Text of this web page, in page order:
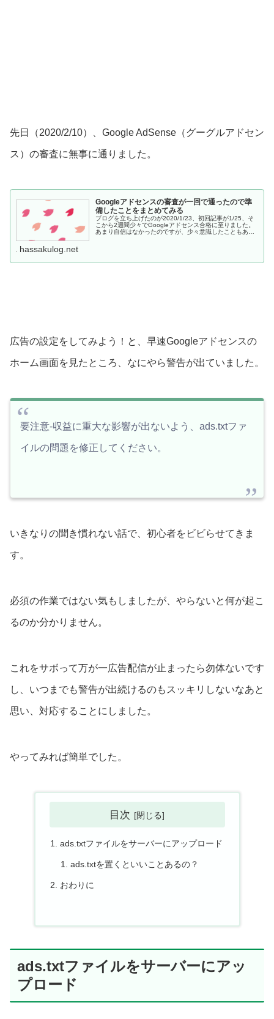
先日（2020/2/10）、Google AdSense（グーグルアドセン
ス）の審査に無事に通りました。
Googleアドセンスの審査が一回で通ったので準
備したことをまとめてみる
ブログを立ち上げたのが2020/1/23、初回記事が1/25、そ
こから2週間少々でGoogleアドセンス合格に至りました。
あまり自信はなかったのですが、少々意識したこともあり
hassakulog.net
広告の設定をしてみよう！と、早速Googleアドセンスの
ホーム画面を見たところ、なにやら警告が出ていました。
要注意-収益に重大な影響が出ないよう、ads.txtファ
イルの問題を修正してください。
いきなりの聞き慣れない話で、初心者をビビらせてきま
す。
必須の作業ではない気もしましたが、やらないと何が起こ
るのか分かりません。
これをサボって万が一広告配信が止まったら勿体ないです
し、いつまでも警告が出続けるのもスッキリしないなあと
思い、対応することにしました。
やってみれば簡単でした。
目次
ads.txtファイルをサーバーにアップロード
ads.txtを置くといいことあるの？
おわりに
ads.txtファイルをサーバーにアッ
プロード